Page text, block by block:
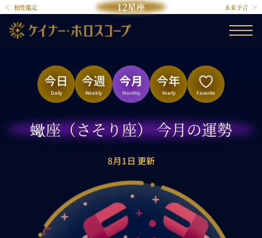
相性鑑定 12星座 未来予言
今日
Daily
今週
Weekly
今月
Monthly
今年
Yearly Favorite
蠍座（さそり座） 今月の運勢
8月1日 更新